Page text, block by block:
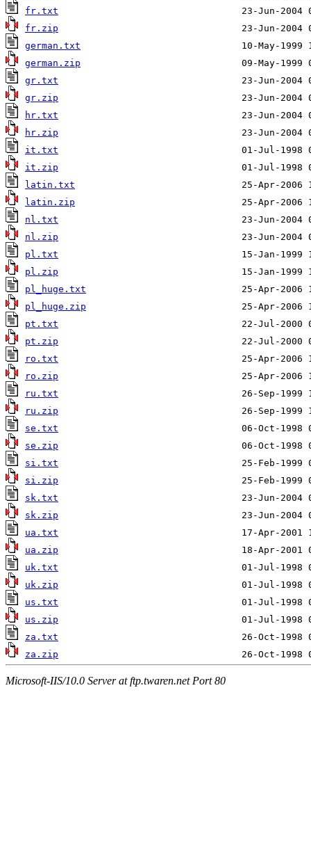
fr.txt
fr.zip
german.txt
german.zip
gr.txt
gr.zip
hr.txt
hr.zip
it.txt
it.zip
latin.txt
latin.zip
nl.txt
nl.zip
pl.txt
pl.zip
pl_huge.txt
pl_huge.zip
pt.txt
pt.zip
ro.txt
ro.zip
ru.txt
ru.zip
se.txt
se.zip
si.txt
si.zip
sk.txt
sk.zip
ua.txt
ua.zip
uk.txt
uk.zip
us.txt
us.zip
za.txt
za.zip
Microsoft-IIS/10.0 Server at ftp.twaren.net Port 80